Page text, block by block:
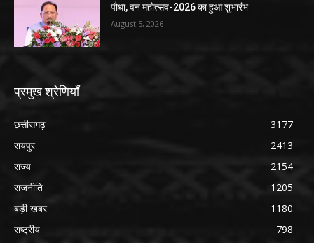
पौधा, वन महोत्सव-2026 का हुआ शुभारंभ
August 5, 2026
प्रमुख श्रेणियाँ
छत्तीसगढ़
3177
रायपुर
2413
राज्य
2154
राजनीति
1205
बड़ी खबर
1180
राष्ट्रीय
798